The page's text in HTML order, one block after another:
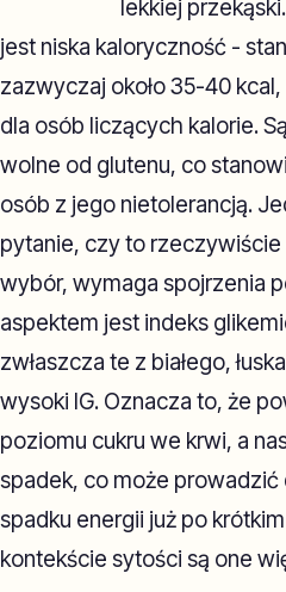
lekkiej
jest niska kaloryczność -
zazwyczaj około 35-40
dla osób liczących kalorie.
wolne od glutenu, co
osób z jego nietolerancją.
pytanie, czy to
wybór, wymaga spojrzenia
aspektem jest indeks
zwłaszcza te z białego,
wysoki IG. Oznacza to, że
poziomu cukru we krwi, a
spadek, co może prowadzić
spadku energii już po
kontekście sytości są one